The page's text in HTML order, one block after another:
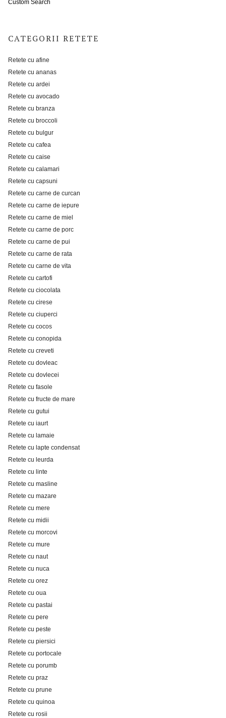
Custom Search
CATEGORII RETETE
Retete cu afine
Retete cu ananas
Retete cu ardei
Retete cu avocado
Retete cu branza
Retete cu broccoli
Retete cu bulgur
Retete cu cafea
Retete cu caise
Retete cu calamari
Retete cu capsuni
Retete cu carne de curcan
Retete cu carne de iepure
Retete cu carne de miel
Retete cu carne de porc
Retete cu carne de pui
Retete cu carne de rata
Retete cu carne de vita
Retete cu cartofi
Retete cu ciocolata
Retete cu cirese
Retete cu ciuperci
Retete cu cocos
Retete cu conopida
Retete cu creveti
Retete cu dovleac
Retete cu dovlecei
Retete cu fasole
Retete cu fructe de mare
Retete cu gutui
Retete cu iaurt
Retete cu lamaie
Retete cu lapte condensat
Retete cu leurda
Retete cu linte
Retete cu masline
Retete cu mazare
Retete cu mere
Retete cu midii
Retete cu morcovi
Retete cu mure
Retete cu naut
Retete cu nuca
Retete cu orez
Retete cu oua
Retete cu pastai
Retete cu pere
Retete cu peste
Retete cu piersici
Retete cu portocale
Retete cu porumb
Retete cu praz
Retete cu prune
Retete cu quinoa
Retete cu rosii